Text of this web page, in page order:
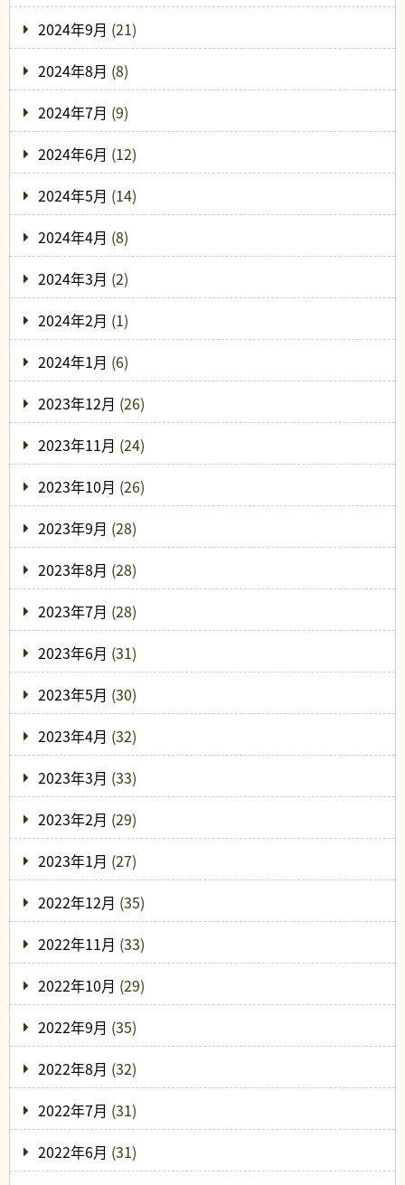
2024年9月 (21)
2024年8月 (8)
2024年7月 (9)
2024年6月 (12)
2024年5月 (14)
2024年4月 (8)
2024年3月 (2)
2024年2月 (1)
2024年1月 (6)
2023年12月 (26)
2023年11月 (24)
2023年10月 (26)
2023年9月 (28)
2023年8月 (28)
2023年7月 (28)
2023年6月 (31)
2023年5月 (30)
2023年4月 (32)
2023年3月 (33)
2023年2月 (29)
2023年1月 (27)
2022年12月 (35)
2022年11月 (33)
2022年10月 (29)
2022年9月 (35)
2022年8月 (32)
2022年7月 (31)
2022年6月 (31)